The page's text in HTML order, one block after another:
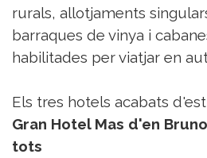
rurals, allotjaments
barraques de vinya i
habilitades per viatjar en
Els tres hotels acabats
Gran Hotel Mas d'en
tots